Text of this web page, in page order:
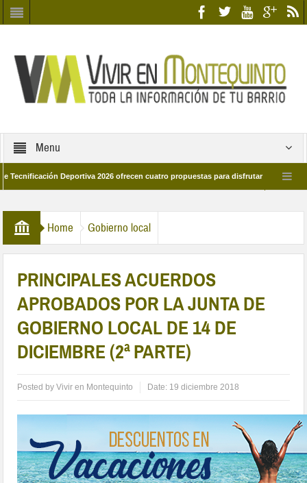
Menu
Deportiva 2026 ofrecen cuatro propuestas para disfrutar del deporte este
Home Gobierno local
PRINCIPALES ACUERDOS
APROBADOS POR LA JUNTA DE
GOBIERNO LOCAL DE 14 DE
DICIEMBRE (2ª PARTE)
Posted byVivir en Montequinto Date: 19 diciembre 2018